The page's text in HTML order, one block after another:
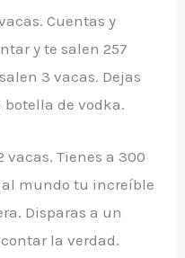
Cuentas y
y te salen 257
3 vacas. Dejas
botella de vodka.
vacas. Tienes a 300
mundo tu increíble
Disparas a un
la verdad.